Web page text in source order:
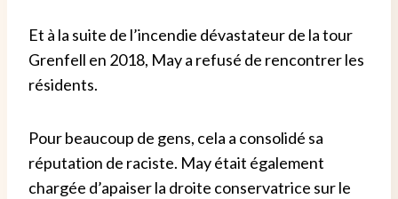
Et à la suite de l’incendie dévastateur de la tour
Grenfell en 2018, May a refusé de rencontrer les
résidents.
Pour beaucoup de gens, cela a consolidé sa
réputation de raciste. May était également
chargée d’apaiser la droite conservatrice sur le